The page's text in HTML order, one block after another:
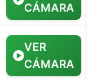
CÁMARA
VER
CÁMARA